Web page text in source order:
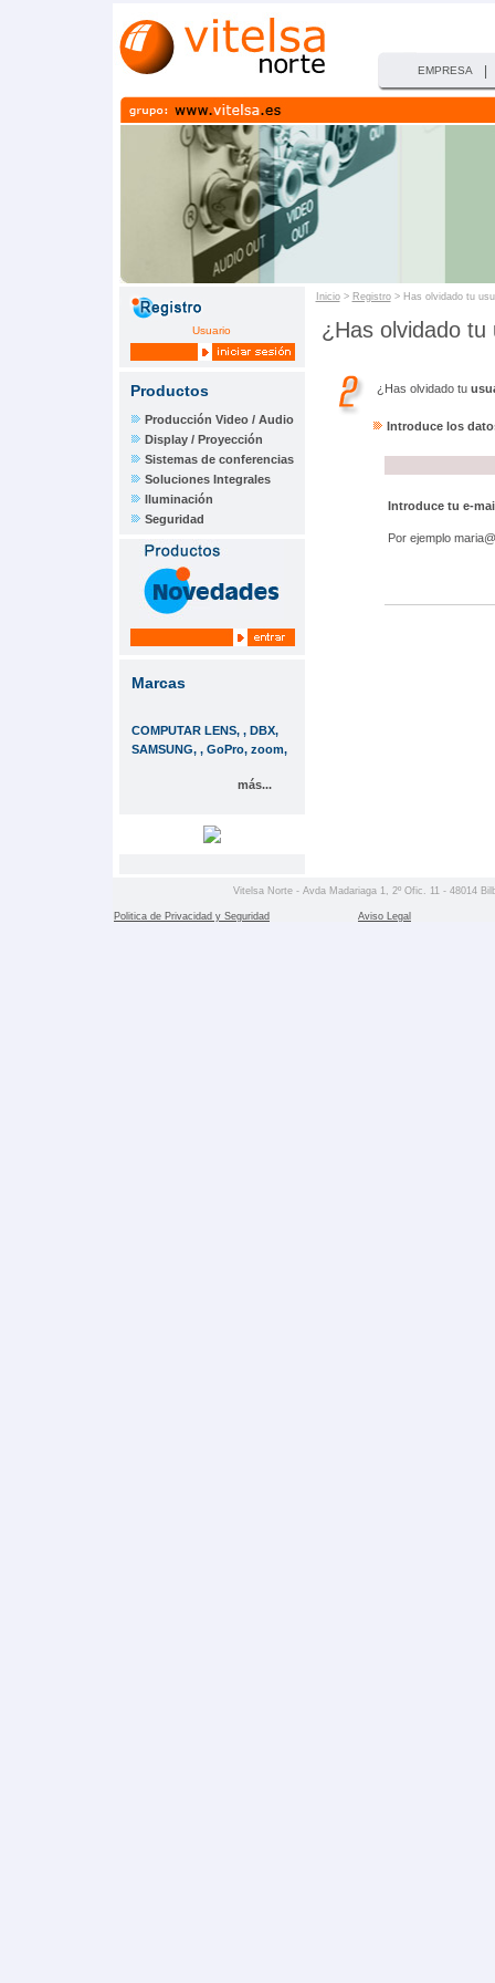
EMPRESA
Usuario
Productos
Producción Video / Audio
Display / Proyección
Sistemas de conferencias
Soluciones Integrales
Iluminación
Seguridad
Marcas
COMPUTAR LENS, , DBX,
SAMSUNG, , GoPro, zoom,
más...
Inicio> Registro> Has olvidado tu
¿Has olvidado tu
¿Has olvidado tu
Introduce los
Introduce tu e-
Por ejemplo
Vitelsa Norte - Avda Madariaga 1, 2º Ofic. 11 - 48014
Politica de Privacidad y Seguridad Aviso Legal